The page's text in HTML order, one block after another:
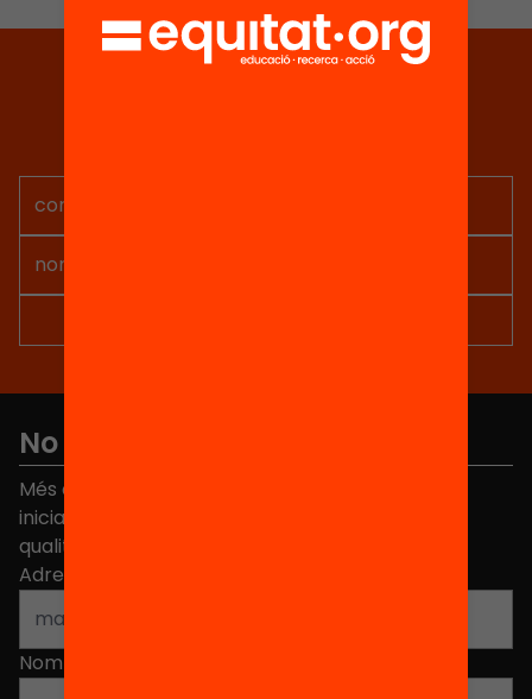
No et perdis res
Més de 40.000 persones ja han triat Equitat. Rep
iniciatives, propostes i projectes per millorar la
qualitat de l'educació a Catalunya.
Adreça electrònica
Nom